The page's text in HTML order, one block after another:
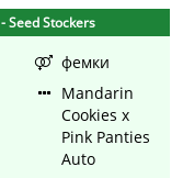
- Seed Stockers
фемки
Mandarin
Cookies x
Pink Panties
Auto